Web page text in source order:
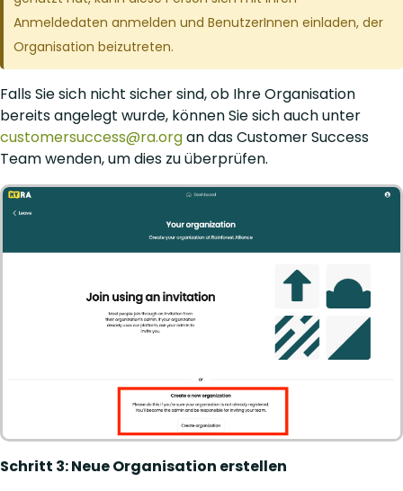
Anmeldedaten anmelden und BenutzerInnen einladen, der
Organisation beizutreten.
Falls Sie sich nicht sicher sind, ob Ihre Organisation
bereits angelegt wurde, können Sie sich auch unter
customersuccess@ra.organ das Customer Success
Team wenden, um dies zu überprüfen.
Schritt 3: Neue Organisation erstellen